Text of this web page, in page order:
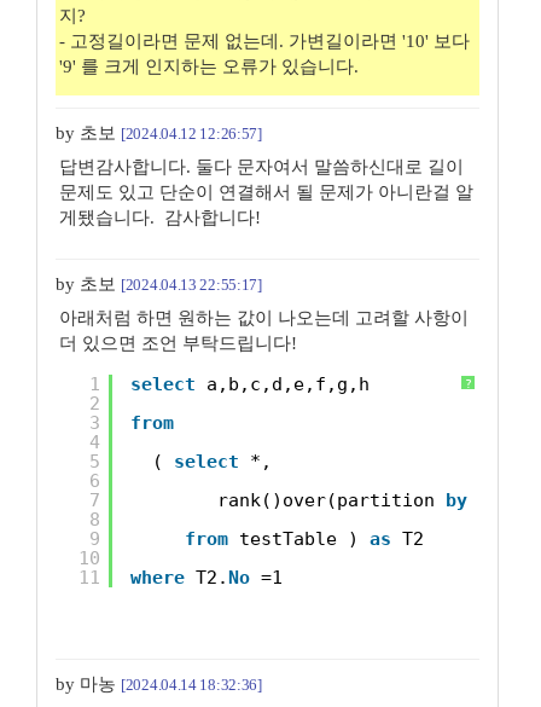
지?
- 고정길이라면 문제 없는데. 가변길이라면 '10' 보다
'9' 를 크게 인지하는 오류가 있습니다.
by 초보 [2024.04.12 12:26:57]
답변감사합니다. 둘다 문자여서 말씀하신대로 길이
문제도 있고 단순이 연결해서 될 문제가 아니란걸 알
게됐습니다. 감사합니다!
by 초보 [2024.04.13 22:55:17]
아래처럼 하면 원하는 값이 나오는데 고려할 사항이
더 있으면 조언 부탁드립니다!
?
1
2
3
4
5
6
7
8
9
10
11
select
a,b,c,d,e,f,g,h
from
( select
*,
rank()over(partition by
from testTable ) as T2
where T2.No =1
by 마농 [2024.04.14 18:32:36]